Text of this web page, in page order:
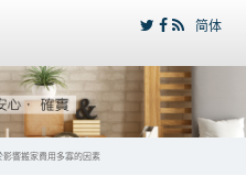
简体
影響搬家費用多寡的因素